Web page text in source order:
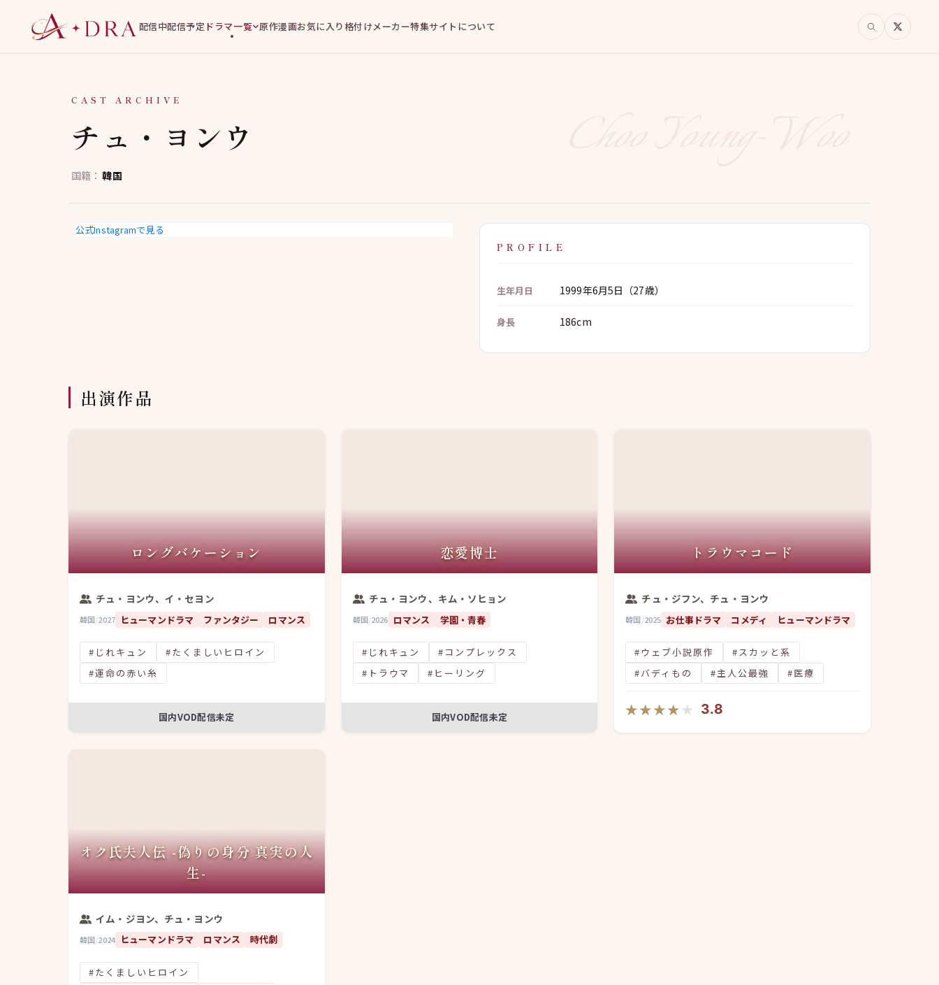
配信中配信予定 ドラマ一覧 原作漫画お気に入り格付けメーカー特集サイトについて
CAST ARCHIVE
チュ・ヨンウ
国籍： 韓国
公式Instagramで見る
PROFILE
生年月日 1999年6月5日（27歳）
身長 186cm
出演作品
ロングバケーション
チュ・ヨンウ、イ・セヨン
韓国/2027 ヒューマンドラマ ファンタジー ロマンス
#じれキュン
#たくましいヒロイン
#運命の赤い糸
国内VOD配信未定
恋愛博士
チュ・ヨンウ、キム・ソヒョン
韓国/2026 ロマンス 学園・青春
#じれキュン
#コンプレックス
#トラウマ
#ヒーリング
国内VOD配信未定
トラウマコード
チュ・ジフン、チュ・ヨンウ
韓国/2025 お仕事ドラマ コメディ ヒューマンドラマ
#ウェブ小説原作
#スカッと系
#バディもの
#主人公最強 #医療
★★★★★
★★★★★ 3.8
オク氏夫人伝 -偽りの身分 真実の人
生-
イム・ジヨン、チュ・ヨンウ
韓国/2024 ヒューマンドラマ ロマンス 時代劇
#たくましいヒロイン